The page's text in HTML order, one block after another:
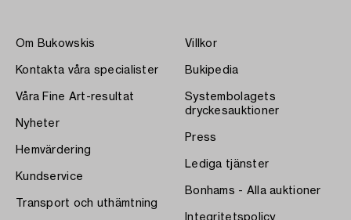
Om Bukowskis
Kontakta våra specialister
Våra Fine Art-resultat
Nyheter
Hemvärdering
Kundservice
Transport och uthämtning
Villkor
Bukipedia
Systembolagets
dryckesauktioner
Press
Lediga tjänster
Bonhams - Alla auktioner
Integritetspolicy